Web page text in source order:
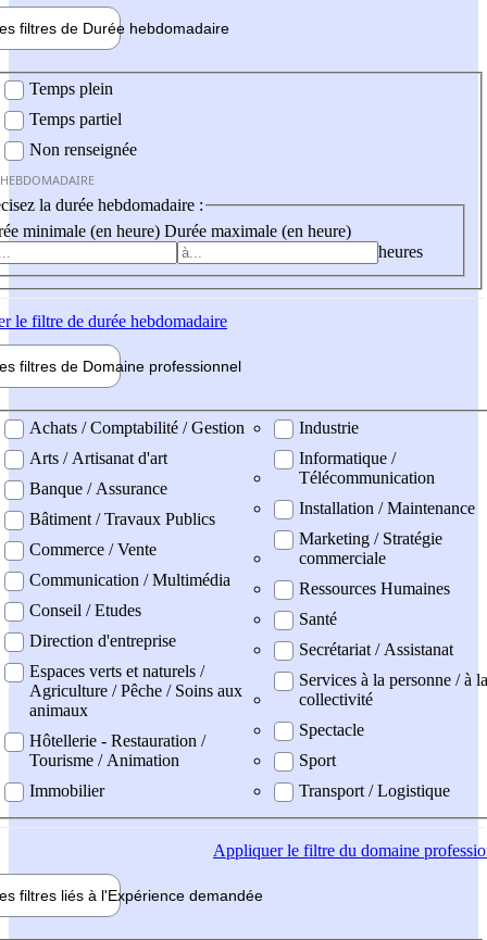
filtres de Durée hebdomadaire
Temps plein
Temps partiel
Non renseignée
la durée hebdomadaire :
minimale (en heure) Durée maximale (en heure)
heures
le filtre de durée hebdomadaire
filtres de Domaine professionnel
professionel
Achats / Comptabilité / Gestion
Arts / Artisanat d'art
Banque / Assurance
Bâtiment / Travaux Publics
Commerce / Vente
Communication / Multimédia
Conseil / Etudes
Direction d'entreprise
Espaces verts et naturels /
Agriculture / Pêche / Soins aux
animaux
Hôtellerie - Restauration /
Tourisme / Animation
Immobilier
Industrie
Informatique /
Télécommunication
Installation / Maintenance
Marketing / Stratégie
commerciale
Ressources Humaines
Santé
Secrétariat / Assistanat
Services à la personne / à la
collectivité
Spectacle
Sport
Transport / Logistique
Appliquerle filtre du domaine
filtres liés à l'Expérience demandée